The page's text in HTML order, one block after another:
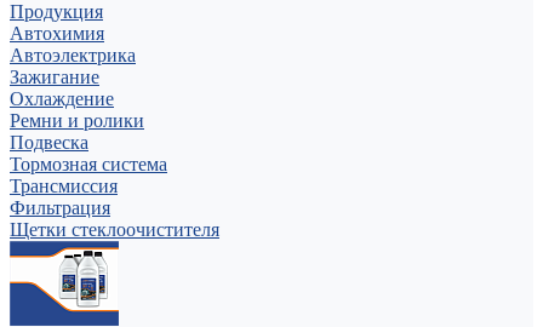
Продукция
Автохимия
Автоэлектрика
Зажигание
Охлаждение
Ремни и ролики
Подвеска
Тормозная система
Трансмиссия
Фильтрация
Щетки стеклоочистителя